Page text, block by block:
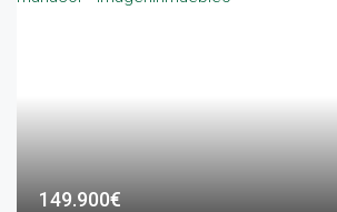
149.900€